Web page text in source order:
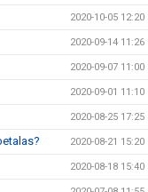
2020-10-05 12:20
2020-09-14 11:26
2020-09-07 11:00
2020-09-01 11:10
2020-08-25 17:25
2020-08-21 15:20
2020-08-18 15:40